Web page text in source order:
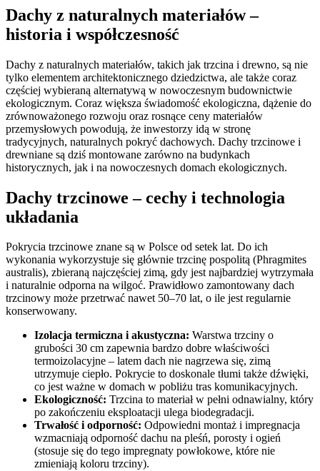
Dachy z naturalnych materiałów –
historia i współczesność
Dachy z naturalnych materiałów, takich jak trzcina i drewno, są nie
tylko elementem architektonicznego dziedzictwa, ale także coraz
częściej wybieraną alternatywą w nowoczesnym budownictwie
ekologicznym. Coraz większa świadomość ekologiczna, dążenie do
zrównoważonego rozwoju oraz rosnące ceny materiałów
przemysłowych powodują, że inwestorzy idą w stronę
tradycyjnych, naturalnych pokryć dachowych. Dachy trzcinowe i
drewniane są dziś montowane zarówno na budynkach
historycznych, jak i na nowoczesnych domach ekologicznych.
Dachy trzcinowe – cechy i technologia
układania
Pokrycia trzcinowe znane są w Polsce od setek lat. Do ich
wykonania wykorzystuje się głównie trzcinę pospolitą (Phragmites
australis), zbieraną najczęściej zimą, gdy jest najbardziej wytrzymała
i naturalnie odporna na wilgoć. Prawidłowo zamontowany dach
trzcinowy może przetrwać nawet 50–70 lat, o ile jest regularnie
konserwowany.
Izolacja termiczna i akustyczna: Warstwa trzciny o
grubości 30 cm zapewnia bardzo dobre właściwości
termoizolacyjne – latem dach nie nagrzewa się, zimą
utrzymuje ciepło. Pokrycie to doskonale tłumi także dźwięki,
co jest ważne w domach w pobliżu tras komunikacyjnych.
Ekologiczność: Trzcina to materiał w pełni odnawialny, który
po zakończeniu eksploatacji ulega biodegradacji.
Trwałość i odporność: Odpowiedni montaż i impregnacja
wzmacniają odporność dachu na pleśń, porosty i ogień
(stosuje się do tego impregnaty powłokowe, które nie
zmieniają koloru trzciny).